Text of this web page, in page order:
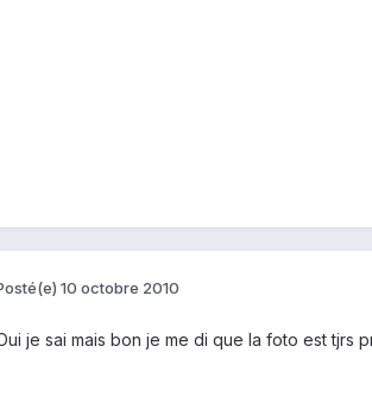
10 octobre 2010
je sai mais bon je me di que la foto est tjrs